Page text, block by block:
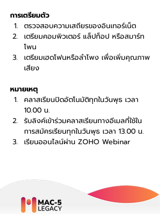
การเตรียมตัว
ตรวจสอบความเสถียรของอินเทอร์เน็ต
เตรียมคอมพิวเตอร์ แล็ปท็อป หรือสมาร์ท
โพน
เตรียมเฮดโฟนหรือลำโพง เพื่อเพิ่มคุณภาพ
เสียง
หมายเหตุ
คลาสเรียนปิดอัตโนมัติทุกในวันพุธ เวลา
10.00 น.
รับลิงค์เข้าร่วมคลาสเรียนทางอีเมลที่ใช้ใน
การสมัครเรียนทุกในวันพุธ เวลา 13.00 น.
เรียนออนไลน์ผ่าน ZOHO Webinar